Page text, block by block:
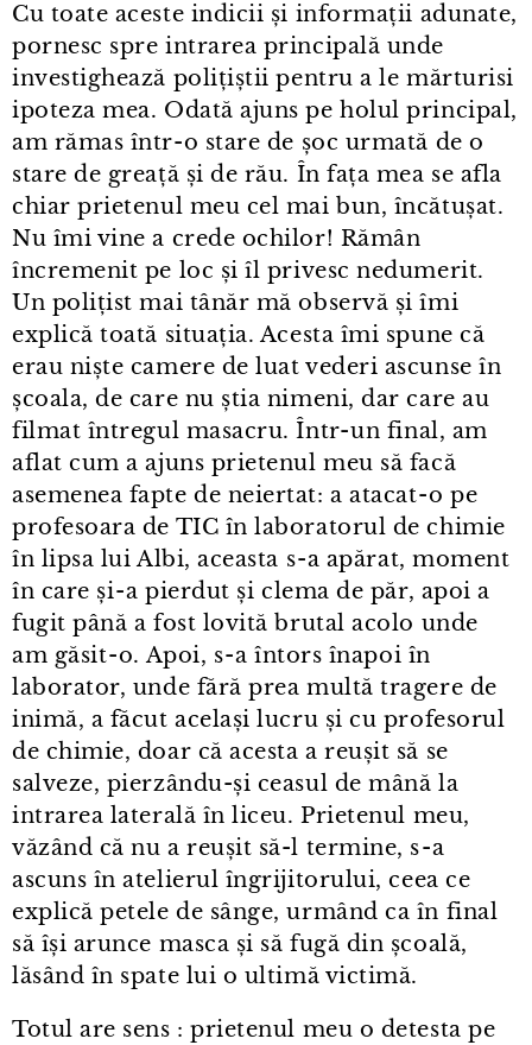
Cu toate aceste indicii și informații adunate,
pornesc spre intrarea principală unde
investighează polițiștii pentru a le mărturisi
ipoteza mea. Odată ajuns pe holul principal,
am rămas într⁠-⁠o stare de șoc urmată de o
stare de greață și de rău. În fața mea se afla
chiar prietenul meu cel mai bun, încătușat.
Nu îmi vine a crede ochilor! Rămân
încremenit pe loc și îl privesc nedumerit.
Un polițist mai tânăr mă observă și îmi
explică toată situația. Acesta îmi spune că
erau niște camere de luat vederi ascunse în
școala, de care nu știa nimeni, dar care au
filmat întregul masacru. Într⁠-⁠un final, am
aflat cum a ajuns prietenul meu să facă
asemenea fapte de neiertat: a atacat⁠-⁠o pe
profesoara de TIC în laboratorul de chimie
în lipsa lui Albi, aceasta s⁠-⁠a apărat, moment
în care și⁠-⁠a pierdut și clema de păr, apoi a
fugit până a fost lovită brutal acolo unde
am găsit⁠-⁠o. Apoi, s⁠-⁠a întors înapoi în
laborator, unde fără prea multă tragere de
inimă, a făcut același lucru și cu profesorul
de chimie, doar că acesta a reușit să se
salveze, pierzându-și ceasul de mână la
intrarea laterală în liceu. Prietenul meu,
văzând că nu a reușit să-l termine, s⁠-⁠a
ascuns în atelierul îngrijitorului, ceea ce
explică petele de sânge, urmând ca în final
să își arunce masca și să fugă din școală,
lăsând în spate lui o ultimă victimă.
Totul are sens : prietenul meu o detesta pe